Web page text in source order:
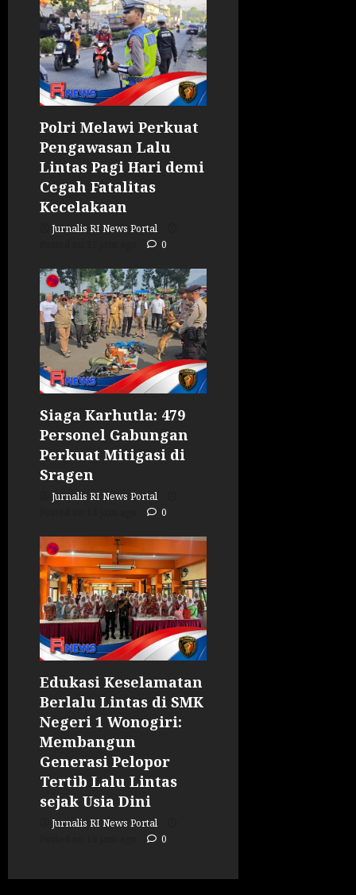
Polri Melawi Perkuat
Pengawasan Lalu
Lintas Pagi Hari demi
Cegah Fatalitas
Kecelakaan
Jurnalis RI News Portal
0
Siaga Karhutla: 479
Personel Gabungan
Perkuat Mitigasi di
Sragen
Jurnalis RI News Portal
0
Edukasi Keselamatan
Berlalu Lintas di SMK
Negeri 1 Wonogiri:
Membangun
Generasi Pelopor
Tertib Lalu Lintas
sejak Usia Dini
Jurnalis RI News Portal
0